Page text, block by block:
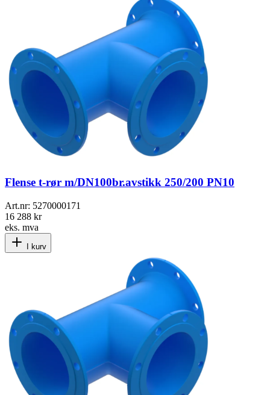
Flense t-rør m/DN100br.avstikk 250/200 PN10
Art.nr: 5270000171
16 288 kr
eks. mva
I kurv